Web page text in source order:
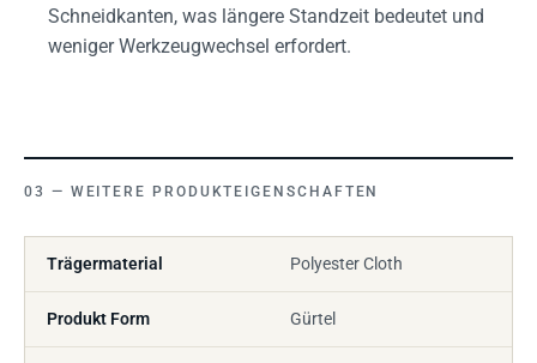
Schneidkanten, was längere Standzeit bedeutet und
weniger Werkzeugwechsel erfordert.
WEITERE PRODUKTEIGENSCHAFTEN
Trägermaterial Polyester Cloth
Produkt Form Gürtel